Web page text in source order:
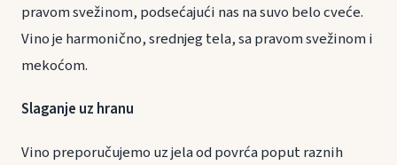
pravom svežinom, podsećajući nas na suvo belo cveće.
Vino je harmonično, srednjeg tela, sa pravom svežinom i
mekoćom.
Slaganje uz hranu
Vino preporučujemo uz jela od povrća poput raznih